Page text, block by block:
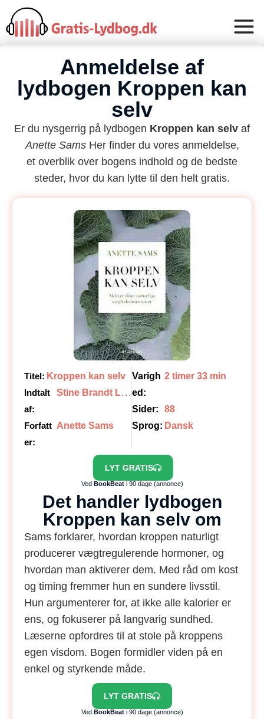
Anmeldelse af
lydbogen Kroppen kan
selv
Er du nysgerrig på lydbogen Kroppen kan selv af
Anette SamsHer finder du vores anmeldelse,
et overblik over bogens indhold og de bedste
steder, hvor du kan lytte til den helt gratis.
Titel: Kroppen kan selv
Indtalt
af:
S
tine Brandt Lilliecrona
Forfatt
er:
Anette Sams
Varigh
ed:
2 timer 33 min
Sider:
88
Sprog: Dansk
LYT GRATIS
Ved BookBeati 90 dage (annonce)
Det handler lydbogen
Kroppen kan selv om
Sams forklarer, hvordan kroppen naturligt
producerer vægtregulerende hormoner, og
hvordan man aktiverer dem. Med råd om kost
og timing fremmer hun en sundere livsstil.
Hun argumenterer for, at ikke alle kalorier er
ens, og fokuserer på langvarig sundhed.
Læserne opfordres til at stole på kroppens
egen visdom. Bogen formidler viden på en
enkel og styrkende måde.
LYT GRATIS
Ved BookBeati 90 dage (annonce)